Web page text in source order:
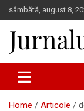
Skip
to
content
sâmbătă, august 8,
Jurnalul
Home Articole